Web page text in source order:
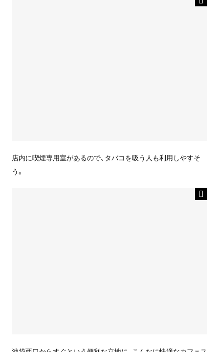
店内に喫煙専用室があるので、タバコを吸う人も利用しやすそ
う。